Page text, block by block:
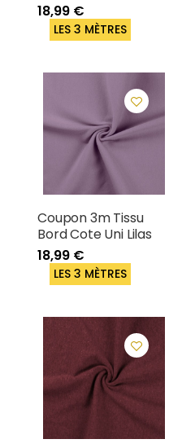
18,99 €
LES 3 MÈTRES
Coupon 3m Tissu
Bord Cote Uni Lilas
18,99 €
LES 3 MÈTRES